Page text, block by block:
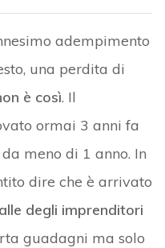
adempimento
una perdita di
è così. Il
ormai 3 anni fa
meno di 1 anno. In
dire che è arrivato
degli imprenditori
guadagni ma solo